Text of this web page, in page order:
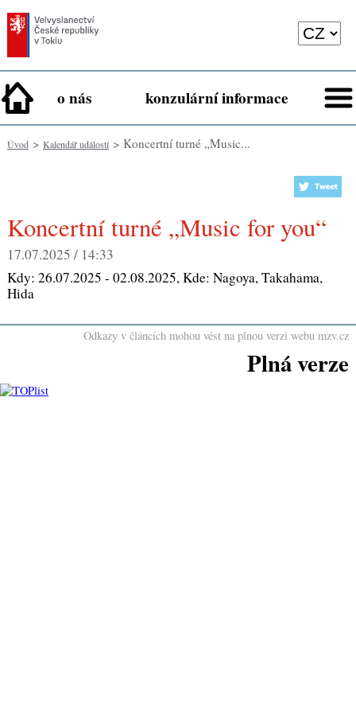
o nás konzulární informace
Úvod> Kalendář událostí> Koncertní turné „Music...
Koncertní turné „Music for you“
17.07.2025 / 14:33
Kdy: 26.07.2025 - 02.08.2025, Kde: Nagoya, Takahama,
Hida
Odkazy v článcích mohou vést na plnou verzi webu mzv.cz
Plná verze